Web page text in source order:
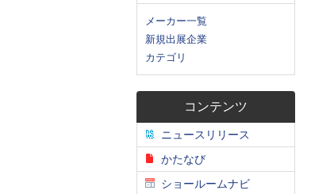
メーカー一覧
新規出展企業
カテゴリ
コンテンツ
ニュースリリース
かたなび
ショールームナビ